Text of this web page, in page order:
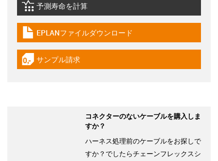
igus-icon-lebensdauerrechner
予測寿命を計算
igus-icon-download-plan
EPLANファイルダウンロード
igus-icon-gratismuster
サンプル請求
コネクターのないケーブルを購入しま
すか？
ハーネス処理前のケーブルをお探しで
すか？でしたらチェーンフレックスシ